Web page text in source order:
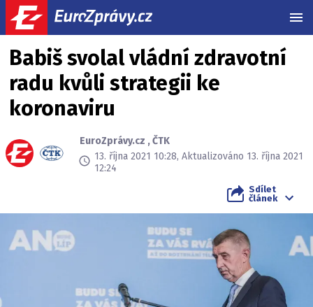
Babiš svolal vládní zdravotní
radu kvůli strategii ke
koronaviru
EuroZprávy.cz ,ČTK
13. října 2021 10:28, Aktualizováno 13. října 2021
12:24
Sdílet
článek